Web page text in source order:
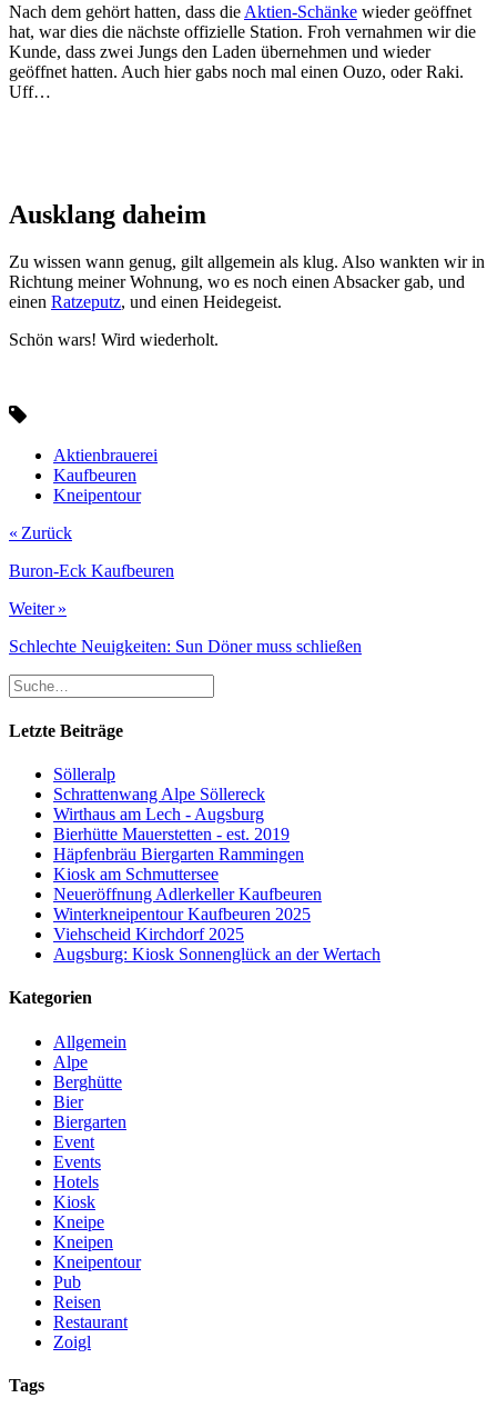
Nach dem gehört hatten, dass die Aktien-Schänke wieder geöffnet
hat, war dies die nächste offizielle Station. Froh vernahmen wir die
Kunde, dass zwei Jungs den Laden übernehmen und wieder
geöffnet hatten. Auch hier gabs noch mal einen Ouzo, oder Raki.
Uff…
Ausklang daheim
Zu wissen wann genug, gilt allgemein als klug. Also wankten wir in
Richtung meiner Wohnung, wo es noch einen Absacker gab, und
einen Ratzeputz, und einen Heidegeist.
Schön wars! Wird wiederholt.
Aktienbrauerei
Kaufbeuren
Kneipentour
« Zurück
Buron-Eck Kaufbeuren
Weiter »
Schlechte Neuigkeiten: Sun Döner muss schließen
Letzte Beiträge
Sölleralp
Schrattenwang Alpe Söllereck
Wirthaus am Lech - Augsburg
Bierhütte Mauerstetten - est. 2019
Häpfenbräu Biergarten Rammingen
Kiosk am Schmuttersee
Neueröffnung Adlerkeller Kaufbeuren
Winterkneipentour Kaufbeuren 2025
Viehscheid Kirchdorf 2025
Augsburg: Kiosk Sonnenglück an der Wertach
Kategorien
Allgemein
Alpe
Berghütte
Bier
Biergarten
Event
Events
Hotels
Kiosk
Kneipe
Kneipen
Kneipentour
Pub
Reisen
Restaurant
Zoigl
Tags